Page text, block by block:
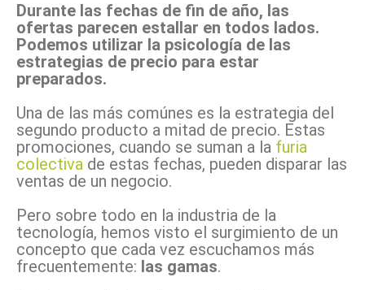
Durante las fechas de fin de año, las
ofertas parecen estallar en todos lados.
Podemos utilizar la psicología de las
estrategias de precio para estar
preparados.
Una de las más comúnes es la estrategia del
segundo producto a mitad de precio. Estas
promociones, cuando se suman a la furia
colectiva de estas fechas, pueden disparar las
ventas de un negocio.
Pero sobre todo en la industria de la
tecnología, hemos visto el surgimiento de un
concepto que cada vez escuchamos más
frecuentemente: las gamas.